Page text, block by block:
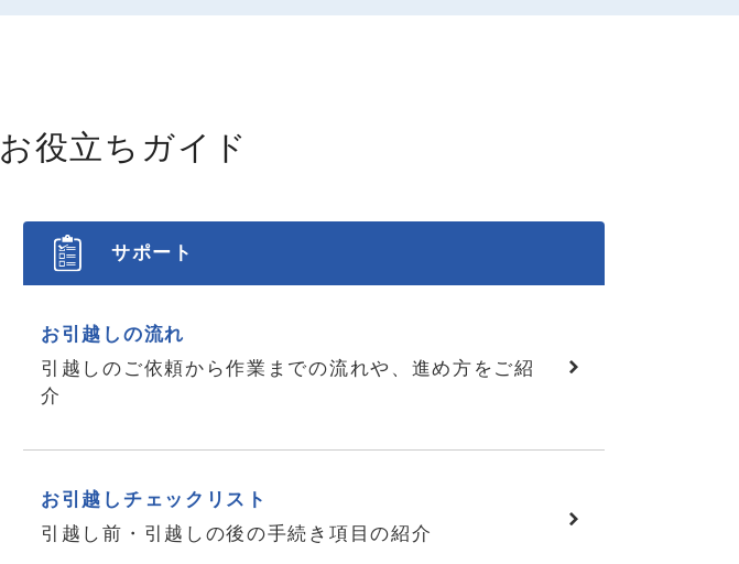
お役立ちガイド
サポート
お引越しの流れ
引越しのご依頼から作業までの流れや、進め方をご紹
介
お引越しチェックリスト
引越し前・引越しの後の手続き項目の紹介